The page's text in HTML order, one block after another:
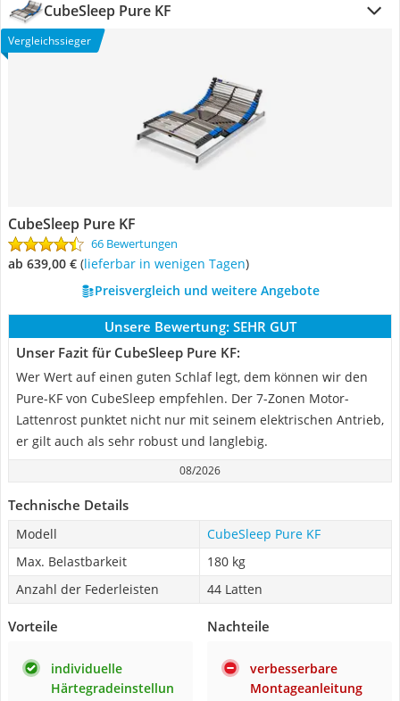
CubeSleep Pure KF
Vergleichssieger
CubeSleep Pure KF
66 Bewertungen
ab 639,00 € ( Lieferbar in wenigen Tagen)
Preisvergleich und weitere Angebote
Unsere Bewertung: SEHR GUT
Unser Fazit für CubeSleep Pure KF:
Wer Wert auf einen guten Schlaf legt, dem können wir den
Pure-KF von CubeSleep empfehlen. Der 7-Zonen Motor-
Lattenrost punktet nicht nur mit seinem elektrischen Antrieb,
er gilt auch als sehr robust und langlebig.
08/2026
Technische Details
Modell
CubeSleep Pure KF
Max. Belastbarkeit
180 kg
Anzahl der Federleisten
44 Latten
Vorteile
individuelle
Härtegradeinstellun
Nachteile
verbesserbare
Montageanleitung